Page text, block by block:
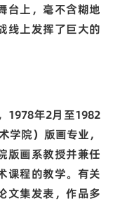
台上，毫不含糊地
线上发挥了巨大的
1978年2月至1982
学院）版画专业，
版画系教授并兼任
课程的教学。有关
文集发表，作品多